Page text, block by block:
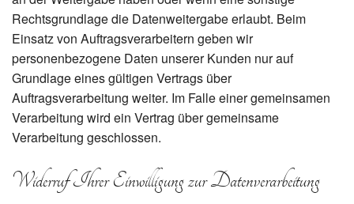
Rechtsgrundlage die Datenweitergabe erlaubt. Beim
Einsatz von Auftragsverarbeitern geben wir
personenbezogene Daten unserer Kunden nur auf
Grundlage eines gültigen Vertrags über
Auftragsverarbeitung weiter. Im Falle einer gemeinsamen
Verarbeitung wird ein Vertrag über gemeinsame
Verarbeitung geschlossen.
Widerruf Ihrer Einwilligung zur Datenverarbeitung